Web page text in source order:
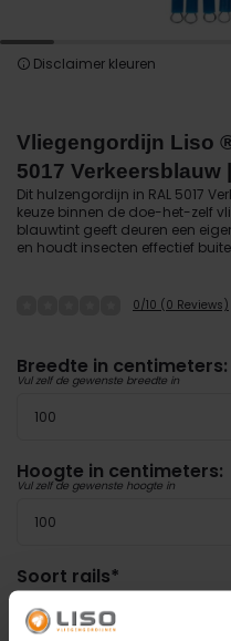
Disclaimer kleuren
Vliegengordijn Liso
5017 Verkeersblauw
Dit hulzengordijn in RAL 5017
keuze binnen de doe-het-zelf
blauwtint geeft deuren een
en houdt insecten effectief
0/10 (0 Reviews)
Breedte in centimeters:
Vul zelf de gewenste breedte in
Hoogte in centimeters:
Vul zelf de gewenste hoogte in
Soort rails*
Maak een keuze